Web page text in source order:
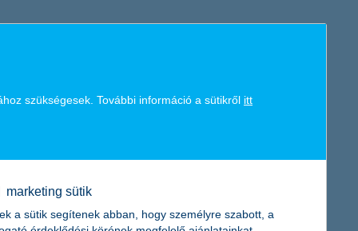
az átlagosnál. Budapesten azonban sokkal
betörés történt az elmúlt években. A háztartás vagyonának
szükségesek. További információ a sütikről itt
marketing sütik
a sütik segítenek abban, hogy személyre szabott, a